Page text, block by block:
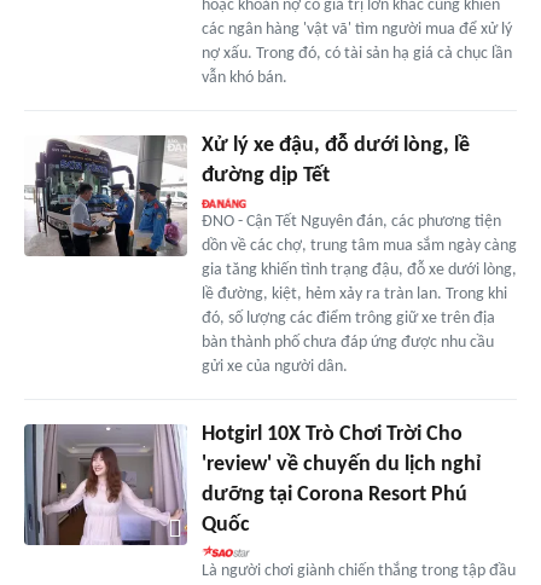
hoặc khoản nợ có giá trị lớn khác cũng khiến
các ngân hàng 'vật vã' tìm người mua để xử lý
nợ xấu. Trong đó, có tài sản hạ giá cả chục lần
vẫn khó bán.
Xử lý xe đậu, đỗ dưới lòng, lề
đường dịp Tết
ĐNO - Cận Tết Nguyên đán, các phương tiện
dồn về các chợ, trung tâm mua sắm ngày càng
gia tăng khiến tình trạng đậu, đỗ xe dưới lòng,
lề đường, kiệt, hẻm xảy ra tràn lan. Trong khi
đó, số lượng các điểm trông giữ xe trên địa
bàn thành phố chưa đáp ứng được nhu cầu
gửi xe của người dân.
Hotgirl 10X Trò Chơi Trời Cho
'review' về chuyến du lịch nghỉ
dưỡng tại Corona Resort Phú
Quốc
Là người chơi giành chiến thắng trong tập đầu